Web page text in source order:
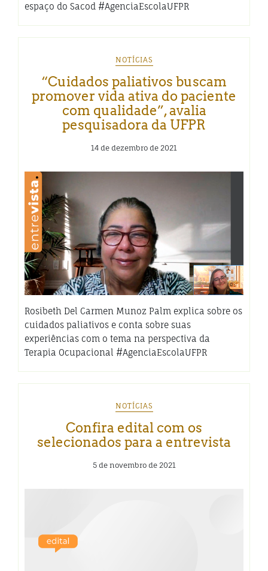
espaço do Sacod #AgenciaEscolaUFPR
NOTÍCIAS
“Cuidados paliativos buscam
promover vida ativa do paciente
com qualidade”, avalia
pesquisadora da UFPR
14 de dezembro de 2021
Rosibeth Del Carmen Munoz Palm explica sobre os
cuidados paliativos e conta sobre suas
experiências com o tema na perspectiva da
Terapia Ocupacional #AgenciaEscolaUFPR
NOTÍCIAS
Confira edital com os
selecionados para a entrevista
5 de novembro de 2021